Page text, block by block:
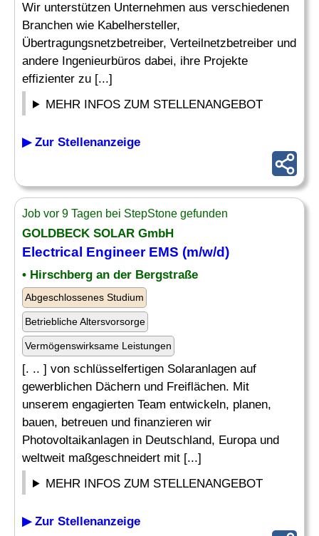
Wir unterstützen Unternehmen aus verschiedenen
Branchen wie Kabelhersteller,
Übertragungsnetzbetreiber, Verteilnetzbetreiber und
andere Ingenieurbüros dabei, ihre Projekte
effizienter zu [...]
MEHR INFOS ZUM STELLENANGEBOT
▶ Zur Stellenanzeige
Job vor 9 Tagen bei StepStone gefunden
GOLDBECK SOLAR GmbH
Electrical EngineerEMS (m/w/d)
• Hirschberg an der Bergstraße
Abgeschlossenes Studium
Betriebliche Altersvorsorge
Vermögenswirksame Leistungen
[. .. ] von schlüsselfertigen Solaranlagen auf
gewerblichen Dächern und Freiflächen. Mit
unserem engagierten Team entwickeln, planen,
bauen, betreuen und finanzieren wir
Photovoltaikanlagen in Deutschland, Europa und
weltweit maßgeschneidert mit [...]
MEHR INFOS ZUM STELLENANGEBOT
▶ Zur Stellenanzeige